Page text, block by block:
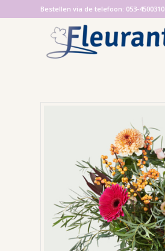
Bestellen via de telefoon: 053-4500310